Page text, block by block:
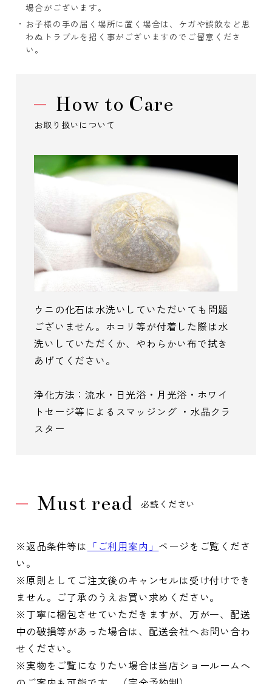
場合がございます。
お子様の手の届く場所に置く場合は、ケガや誤飲など思
わぬトラブルを招く事がございますのでご留意くださ
い。
How to Care
お取り扱いについて
ウニの化石は水洗いしていただいても問題
ございません。ホコリ等が付着した際は水
洗いしていただくか、やわらかい布で拭き
あげてください。
浄化方法：流水・日光浴・月光浴・ホワイ
トセージ等によるスマッジング ・水晶クラ
スター
Must read 必読ください
※返品条件等は 「ご利用案内」 ページをご覧くださ
い。
※原則としてご注文後のキャンセルは受け付けでき
ません。ご了承のうえお買い求めください。
※丁寧に梱包させていただきますが、万が一、配送
中の破損等があった場合は、配送会社へお問い合わ
せください。
※実物をご覧になりたい場合は当店ショールームへ